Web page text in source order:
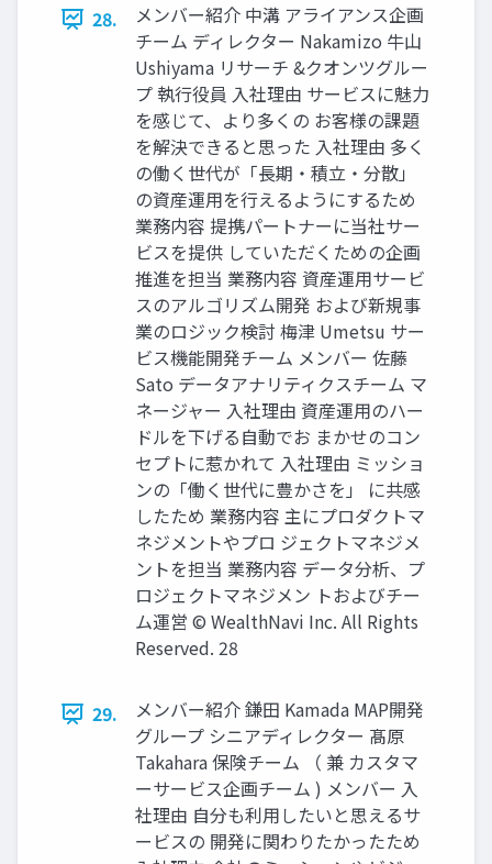
28.
メンバー紹介 中溝 アライアンス企画
チーム ディレクター Nakamizo 牛山
Ushiyama リサーチ &クオンツグルー
プ 執行役員 ⼊社理由 サービスに魅⼒
を感じて、より多くの お客様の課題
を解決できると思った ⼊社理由 多く
の働く世代が「⻑期‧積⽴‧分散」
の資産運⽤を⾏えるようにするため
業務内容 提携パートナーに当社サー
ビスを提供 していただくための企画
推進を担当 業務内容 資産運⽤サービ
スのアルゴリズム開発 および新規事
業のロジック検討 梅津 Umetsu サー
ビス機能開発チーム メンバー 佐藤
Sato データアナリティクスチーム マ
ネージャー ⼊社理由 資産運⽤のハー
ドルを下げる⾃動でお まかせのコン
セプトに惹かれて ⼊社理由 ミッショ
ンの「働く世代に豊かさを」 に共感
したため 業務内容 主にプロダクトマ
ネジメントやプロ ジェクトマネジメ
ントを担当 業務内容 データ分析、プ
ロジェクトマネジメン トおよびチー
ム運営 © WealthNavi Inc. All Rights
Reserved. 28
29.
メンバー紹介 鎌田 Kamada MAP開発
グループ シニアディレクター 髙原
Takahara 保険チーム （ 兼 カスタマ
ーサービス企画チーム ) メンバー ⼊
社理由 ⾃分も利⽤したいと思えるサ
ービスの 開発に関わりたかったため